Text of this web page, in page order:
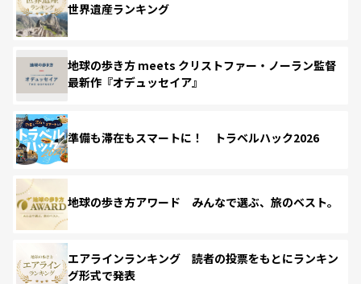
世界遺産ランキング
地球の歩き方 meets クリストファー・ノーラン監督
最新作『オデュッセイア』
準備も滞在もスマートに！ トラベルハック2026
地球の歩き方アワード みんなで選ぶ、旅のベスト。
エアラインランキング 読者の投票をもとにランキン
グ形式で発表